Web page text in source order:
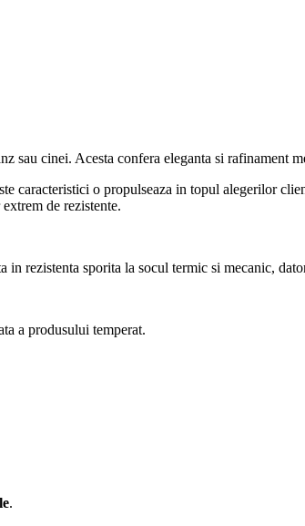
sau cinei. Acesta confera eleganta si rafinament
caracteristici o propulseaza in topul alegerilor
de rezistente.
rezistenta sporita la socul termic si mecanic,
a produsului temperat.
.